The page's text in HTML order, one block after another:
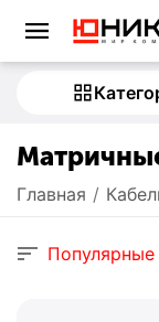
Главная /